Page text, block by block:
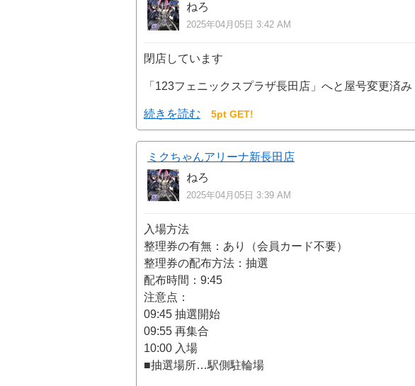
ねろ
2025年04月05日 3:42 AM
閉店しています
「123フェニックスプラザ長田店」へと屋号変更済み
続きを読む 5pt GET!
ミクちゃんアリーナ新長田店
ねろ
2025年04月05日 3:39 AM
入場方法
整理券の有無：あり（会員カード不要）
整理券の配布方法：抽選
配布時間：9:45
注意点：
09:45 抽選開始
09:55 再集合
10:00 入場
■抽選場所…駅側駐輪場